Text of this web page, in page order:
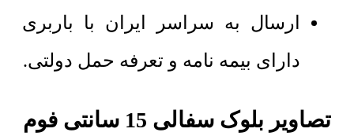
ارسال به سراسر ایران با باربری
دارای بیمه نامه و تعرفه حمل دولتی.
تصاویر بلوک سفالی 15 سانتی فوم